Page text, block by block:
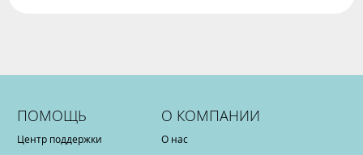
ПОМОЩЬ
Центр поддержки
О КОМПАНИИ
О нас